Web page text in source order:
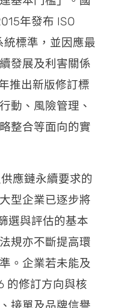
年發布 ISO
統標準，並因應最
發展及利害關係
推出新版修訂標
動、風險管理、
整合等面向的實
應鏈永續要求的
型企業已逐步將
選與評估的基本
規亦不斷提高環
。企業若未能及
的修訂方向與核